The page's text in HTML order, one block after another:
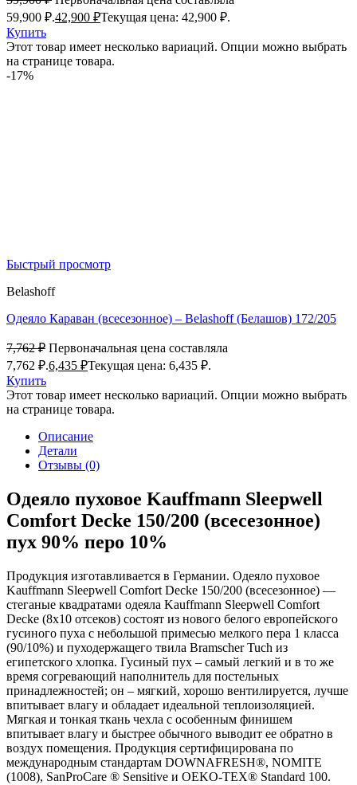
59,900 ₽.42,900 ₽Текущая цена: 42,900 ₽.
Купить
Этот товар имеет несколько вариаций. Опции можно выбрать
на странице товара.
-17%
Быстрый просмотр
Belashoff
Одеяло Караван (всесезонное) – Belashoff (Белашов) 172/205
7,762₽ Первоначальная цена составляла
7,762 ₽.6,435 ₽Текущая цена: 6,435 ₽.
Купить
Этот товар имеет несколько вариаций. Опции можно выбрать
на странице товара.
Описание
Детали
Отзывы (0)
Одеяло пуховое Kauffmann Sleepwell
Comfort Decke 150/200 (всесезонное)
пух 90% перо 10%
Продукция изготавливается в Германии. Одеяло пуховое
Kauffmann Sleepwell Comfort Decke 150/200 (всесезонное) —
стеганые квадратами одеяла Kauffmann Sleepwell Comfort
Decke (8х10 отсеков) состоят из нового белого европейского
гусиного пуха с небольшой примесью мелкого пера 1 класса
(90/10%) и пуходержащего твила Bramscher Tuch из
египетского хлопка. Гусиный пух – самый легкий и в то же
время согревающий наполнитель для постельных
принадлежностей; он – мягкий, хорошо вентилируется, лучше
впитывает влагу и обладает идеальной теплоизоляцией.
Мягкая и тонкая ткань чехла с особенным финишем
впитывает влагу и быстрее обычного выводит ее обратно в
воздух помещения. Продукция сертифицирована по
международным стандартам DOWNAFRESH®, NOMITE
(1008), SanProCare ® Sensitive и OEKO-TEX® Standard 100.